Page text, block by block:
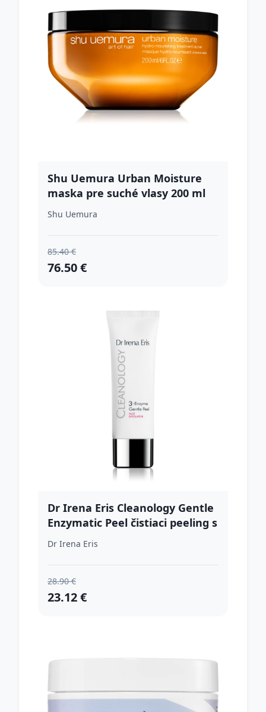
Shu Uemura Urban Moisture
maska pre suché vlasy 200 ml
Shu Uemura
85.40 €
76.50 €
Dr Irena Eris Cleanology Gentle
Enzymatic Peel čistiaci peeling s
exfoliačným účinkom 75 ml
Dr Irena Eris
28.90 €
23.12 €